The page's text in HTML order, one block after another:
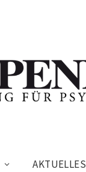
AKTUELLES